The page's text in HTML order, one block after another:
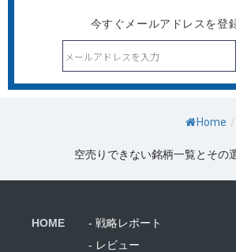
今すぐメールアドレスを登
Home /
空売りできない銘柄一覧とその
HOME
- 戦略レポート
- レビュー